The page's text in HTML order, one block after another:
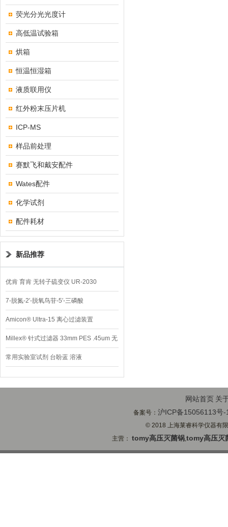
荧光分光光度计
高低温试验箱
烘箱
恒温恒湿箱
液质联用仪
红外粉末压片机
ICP-MS
样品前处理
赛默飞和戴安配件
Wates配件
化学试剂
配件耗材
新品推荐
优肯 育肯 无转子硫变仪 UR-2030
7-脱氮-2′-脱氧鸟苷-5′-三磷酸
Amicon® Ultra-15 离心过滤装置
Millex® 针式过滤器 33mm PES .45um 无
菌
常用实验室试剂 台盼蓝 溶液
网站首页 关
备案号：沪ICP备15056113号-
© 2018 上海莱睿科学仪器有
主营：tomy高压灭菌锅,tomy高压灭